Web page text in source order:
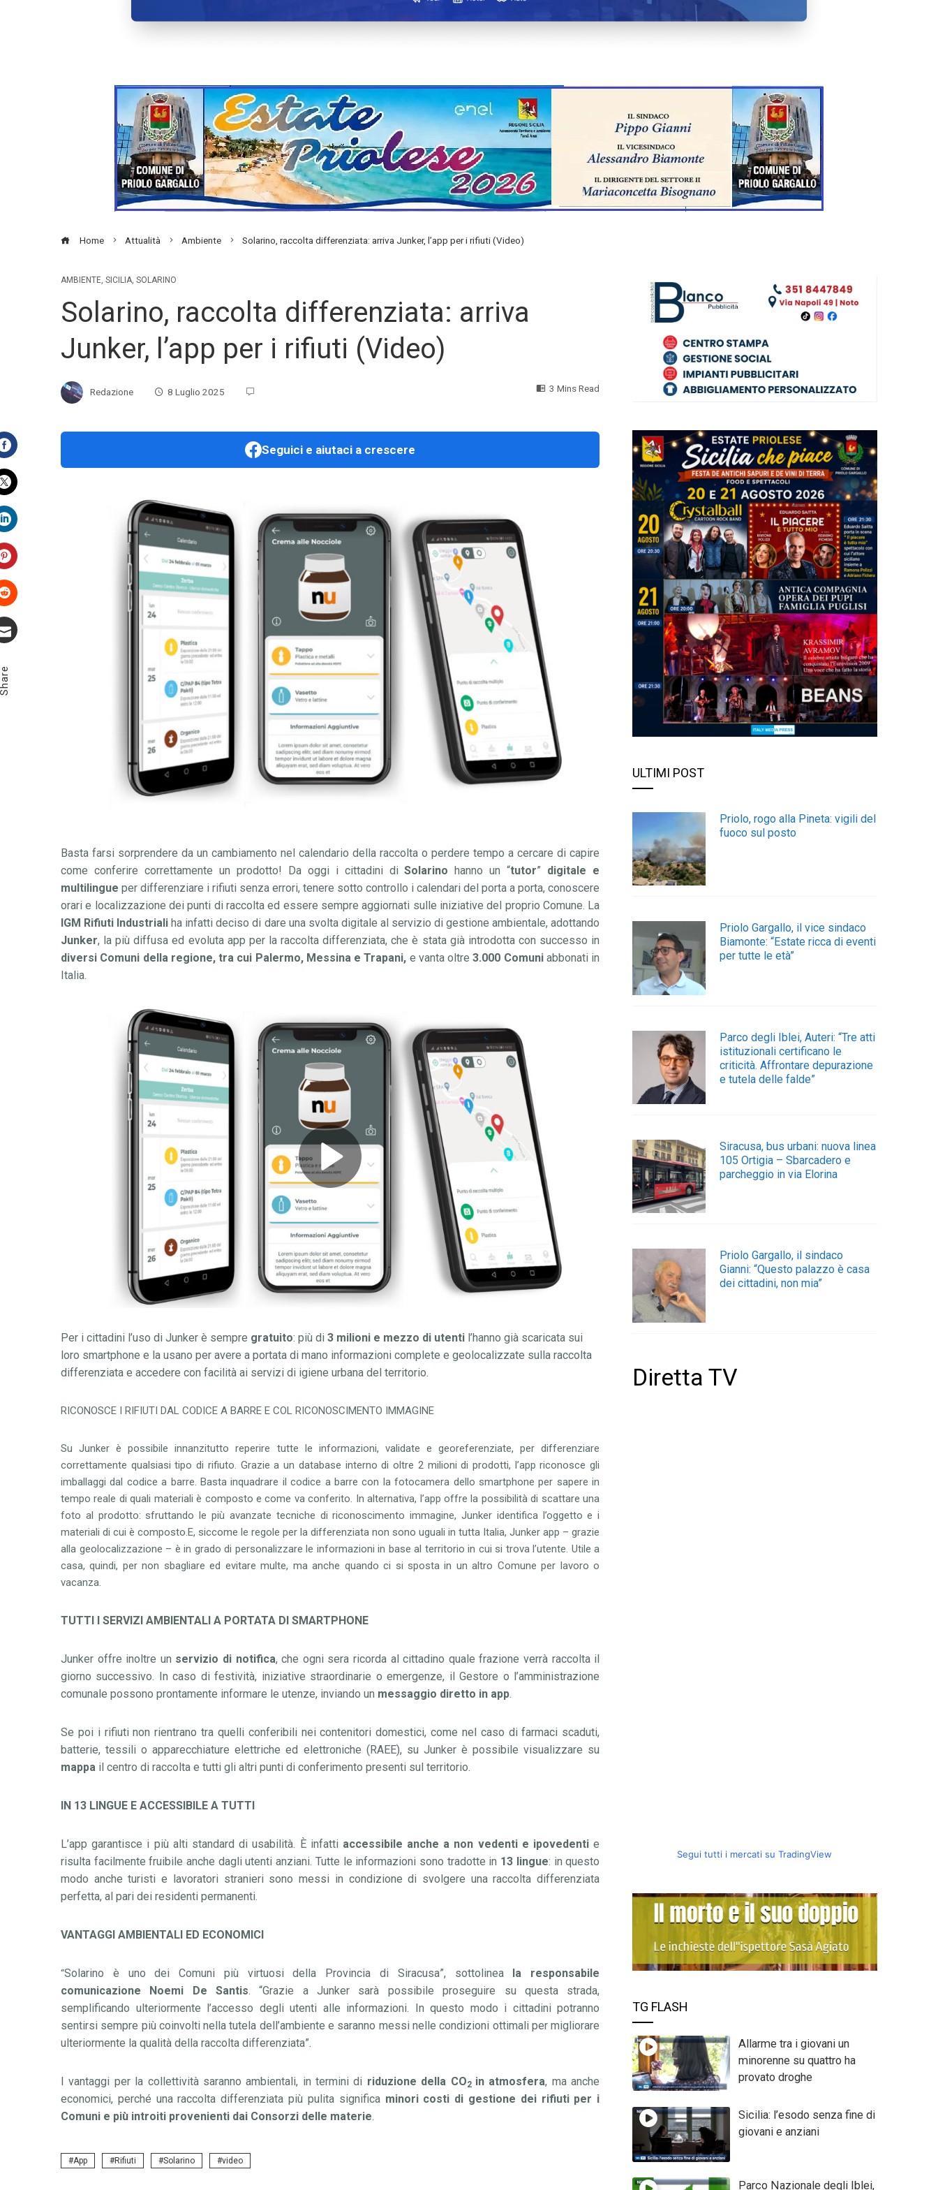
Home Attualità Ambiente Solarino, raccolta differenziata: arriva Junker, l’app per i rifiuti (Video)
AMBIENTE, SICILIA, SOLARINO
Solarino, raccolta differenziata: arriva
Junker, l’app per i rifiuti (Video)
Redazione 8 Luglio 2025 3 Mins Read
Facebook
Twitter
LinkedIn
Pinterest
Stumbleupon
Seguici e aiutaci a crescere
Basta farsi sorprendere da un cambiamento nel calendario della raccolta o perdere tempo a cercare di capire
come conferire correttamente un prodotto! Da oggi i cittadini diSolarino hanno un“tutor” digitale e
multilingue per differenziare i rifiuti senza errori, tenere sotto controllo i calendari del porta a porta, conoscere
orari e localizzazione dei punti di raccolta ed essere sempre aggiornati sulle iniziative del proprio Comune. La
IGM Rifiuti Industrialiha infatti deciso di dare una svolta digitale al servizio di gestione ambientale, adottando
Junker, la piùdiffusa ed evoluta app per la raccolta differenziata, cheè stata già introdotta con successo in
diversi Comuni della regione, tra cui Palermo, Messina e Trapani, e vanta oltre3.000 Comuni abbonati in
Italia.
Per i cittadini l’uso di Junker è sempre gratuito: più di 3 milioni e mezzo di utenti l’hanno già scaricata sui
loro smartphone e la usano per avere a portata di mano informazioni complete e geolocalizzate sulla raccolta
differenziata e accedere con facilità ai servizi di igiene urbana del territorio.
RICONOSCE I RIFIUTI DAL CODICE A BARRE E COL RICONOSCIMENTO IMMAGINE
Su Junkerèpossibile innanzituttoreperire tutte le informazioni, validate e georeferenziate, per differenziare
correttamente qualsiasi tipo di rifiuto. Grazie aun database interno di oltre 2 milioni di prodotti, l’app riconosce gli
imballaggidal codice a barre. Basta inquadrare il codice a barre con la fotocamera dello smartphoneper sapere in
tempo reale di quali materialiè composto e come va conferito. In alternativa, l’app offre la possibilità di scattare una
foto al prodotto: sfruttando le più avanzate tecniche diriconoscimento immagine, Junker identifica l’oggetto e i
materiali di cui è composto.E, siccome le regole per la differenziata non sono uguali in tutta Italia, Junker app –grazie
alla geolocalizzazione – èin grado di personalizzare le informazioni in base al territorio in cui si trova l’utente. Utile a
casa, quindi, per non sbagliare ed evitare multe, ma anche quando ci si sposta in un altro Comune per lavoro o
vacanza.
TUTTI I SERVIZI AMBIENTALI A PORTATA DI SMARTPHONE
Junker offre inoltre un servizio di notifica, che ogni sera ricorda al cittadino quale frazione verrà raccolta il
giorno successivo. In caso di festività, iniziative straordinarie o emergenze, il Gestore o l’amministrazione
comunale possono prontamente informare le utenze, inviando un messaggio diretto in app.
Se poi i rifiuti non rientrano tra quelli conferibili nei contenitori domestici, come nel caso di farmaci scaduti,
batterie, tessili o apparecchiature elettriche ed elettroniche (RAEE), su Junker èpossibile visualizzare su
mappa il centro di raccolta e tutti gli altri punti di conferimento presenti sul territorio.
IN 13 LINGUE E ACCESSIBILE A TUTTI
L’app garantisce i più alti standard di usabilità. È infatti accessibile anche a non vedenti e ipovedenti e
risulta facilmente fruibile anche dagli utenti anziani. Tutte le informazioni sono tradotte in 13 lingue: in questo
modo anche turisti e lavoratori stranieri sono messi in condizione di svolgere una raccolta differenziata
perfetta, al pari dei residenti permanenti.
VANTAGGI AMBIENTALI ED ECONOMICI
“Solarino è uno dei Comuni più virtuosi della Provincia di Siracusa”, sottolinea la responsabile
comunicazione Noemi De Santis.“Grazie a Junker sarà possibile proseguire su questa strada,
semplificando ulteriormente l’accesso degli utenti alle informazioni. In questo modo i cittadini potranno
sentirsi sempre più coinvolti nella tutela dell’ambiente e saranno messi nelle condizioni ottimali per migliorare
ulteriormente la qualità della raccolta differenziata”.
I vantaggi per la collettività saranno ambientali, in termini di riduzione della CO2 in atmosfera, ma anche
economici, perché una raccolta differenziata più pulita significa minori costi di gestione dei rifiuti per i
Comuni e più introiti provenienti dai Consorzi delle materie.
App Rifiuti Solarino video
ULTIMI POST
Priolo, rogo alla Pineta: vigili del
fuoco sul posto
Priolo Gargallo, il vice sindaco
Biamonte: “Estate ricca di eventi
per tutte le età”
Parco degli Iblei, Auteri: “Tre atti
istituzionali certificano le
criticità. Affrontare depurazione
e tutela delle falde”
Siracusa, bus urbani: nuova linea
105 Ortigia – Sbarcadero e
parcheggio in via Elorina
Priolo Gargallo, il sindaco
Gianni: “Questo palazzo è casa
dei cittadini, non mia”
Diretta TV
Segui tutti i mercati su TradingView
TG FLASH
Allarme tra i giovani un
minorenne su quattro ha
provato droghe
Sicilia: l’esodo senza fine di
giovani e anziani
Parco Nazionale degli Iblei,